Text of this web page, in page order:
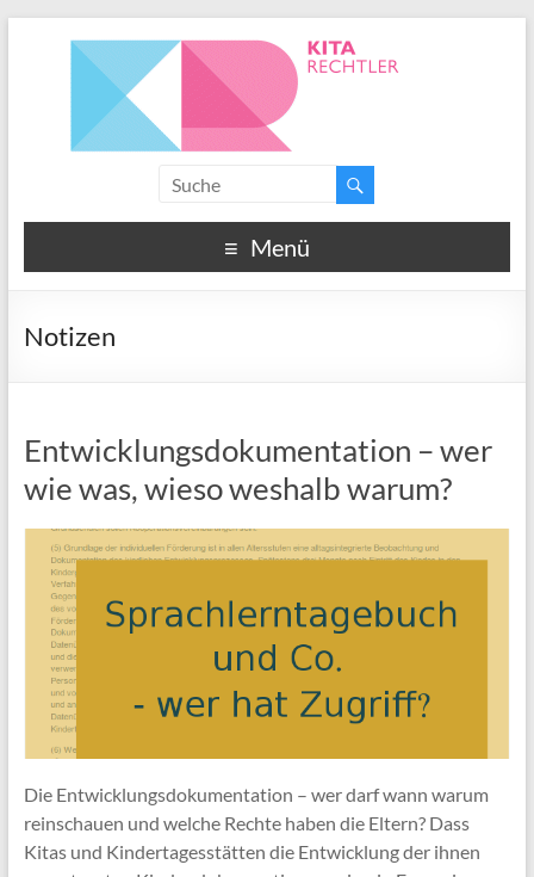
Menü
Notizen
Entwicklungsdokumentation – wer
wie was, wieso weshalb warum?
Die Entwicklungsdokumentation – wer darf wann warum
reinschauen und welche Rechte haben die Eltern? Dass
Kitas und Kindertagesstätten die Entwicklung der ihnen